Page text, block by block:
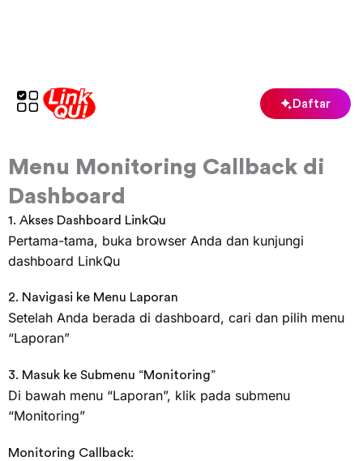
Daftar
Menu Monitoring Callback di
Dashboard
1. Akses Dashboard LinkQu
Pertama-tama, buka browser Anda dan kunjungi
dashboard LinkQu
2. Navigasi ke Menu Laporan
Setelah Anda berada di dashboard, cari dan pilih menu
“Laporan”
3. Masuk ke Submenu “Monitoring”
Di bawah menu “Laporan”, klik pada submenu
“Monitoring”
Monitoring Callback: